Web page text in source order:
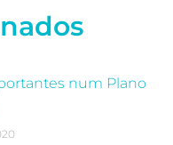
num Plano